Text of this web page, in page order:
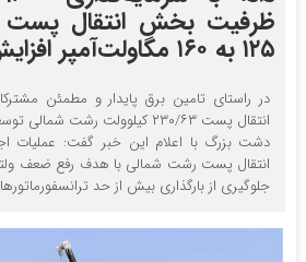
ظرفیت بخش انتقال پست
۱۲۵ به ۱۶۰ مگاولت‌آمپر افزایش یافت
در راستای تامین برق پایدار و مطمئن
انتقال پست ۲۳۰/۶۳ کیلوولت رشت
دشت بزرگ با اعلام این خبر گفت: عملیات
انتقال پست رشت شمالی با هدف رفع ضعف
جلوگیری از بارگذاری بیش از حد